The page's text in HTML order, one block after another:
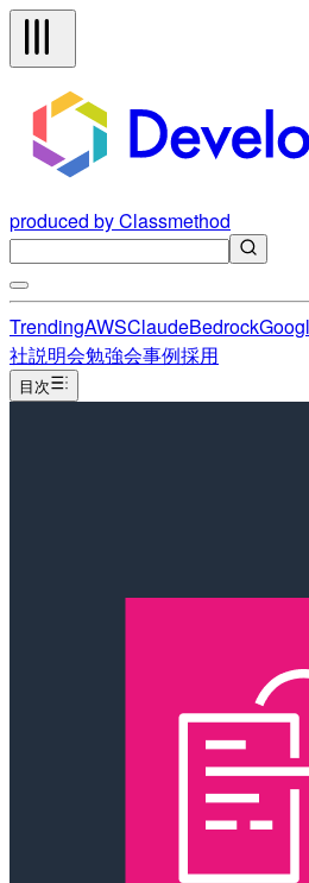
produced by Classmethod
TrendingAWSClaudeBedrock
社説明会勉強会事例採用
目次